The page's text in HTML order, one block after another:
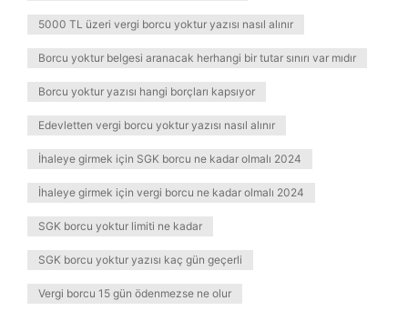
5000 TL üzeri vergi borcu yoktur yazısı nasıl alınır
Borcu yoktur belgesi aranacak herhangi bir tutar sınırı var mıdır
Borcu yoktur yazısı hangi borçları kapsıyor
Edevletten vergi borcu yoktur yazısı nasıl alınır
İhaleye girmek için SGK borcu ne kadar olmalı 2024
İhaleye girmek için vergi borcu ne kadar olmalı 2024
SGK borcu yoktur limiti ne kadar
SGK borcu yoktur yazısı kaç gün geçerli
Vergi borcu 15 gün ödenmezse ne olur